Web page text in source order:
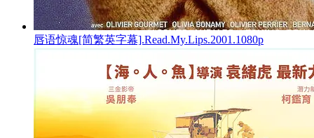
唇语惊魂[简繁英字幕].Read.My.Lips.2001.1080p